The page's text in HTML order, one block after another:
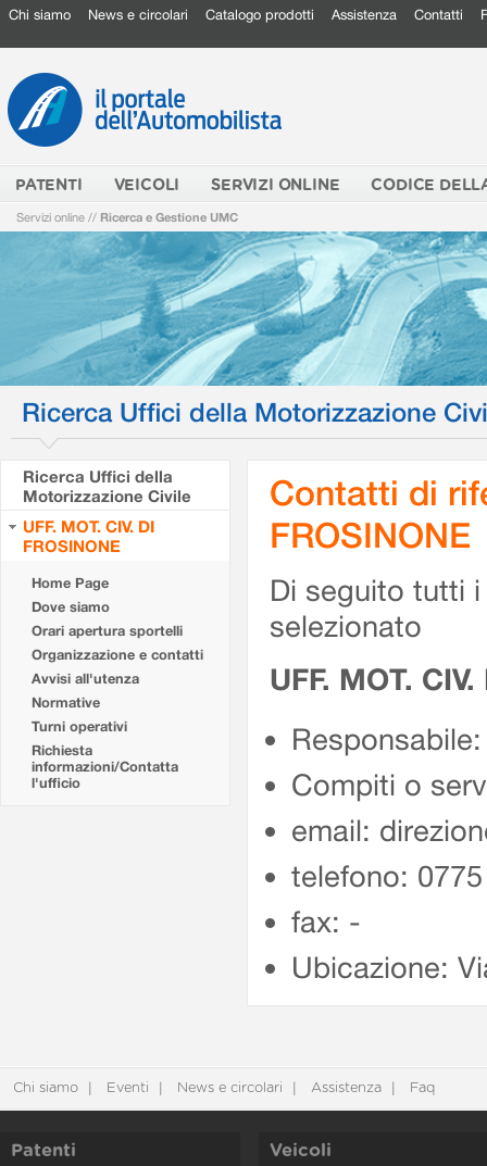
Chi siamo News e circolari Catalogo prodotti Assistenza Contatti
PATENTI VEICOLI SERVIZI ONLINE CODICE
Servizi online // Ricerca e Gestione UMC
Ricerca Uffici della Motorizzazione
Ricerca Uffici della
Motorizzazione Civile
UFF. MOT. CIV. DI
FROSINONE
Home Page
Dove siamo
Orari apertura sportelli
Organizzazione e contatti
Avvisi all'utenza
Normative
Turni operativi
Richiesta
informazioni/Contatta
l'ufficio
Contatti di
FROSINONE
Di seguito tutti
selezionato
UFF. MOT.
Compiti o
email:
telefono:
fax: -
Ubicazione:
Chi siamo Eventi News e circolari Assistenza Faq
Patenti Veicoli